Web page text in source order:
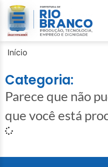
Início
Categoria:
Parece que não
que você está